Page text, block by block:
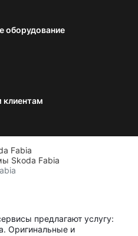
оборудование
клиентам
Fabia
Skoda Fabia
предлагают услугу:
Оригинальные и